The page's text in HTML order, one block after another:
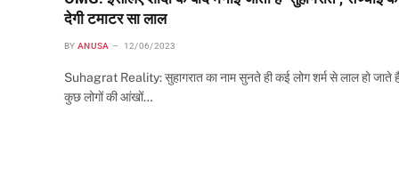
देगी टमाटर सा लाल
BY ANUSA 12/06/2023
Suhagrat Reality: सुहागरात का नाम सुनते ही कई लोग शर्म से लाल हो जाते
कुछ लोगों की आंखों…